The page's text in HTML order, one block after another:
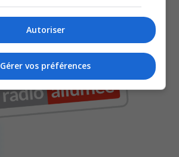
Autoriser
Gérer vos préférences